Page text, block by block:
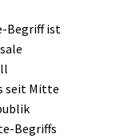
Begriff ist
seit Mitte
Begriffs